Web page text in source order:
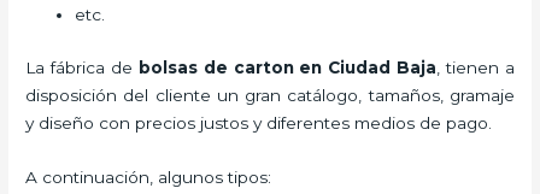
etc.
La fábrica de bolsas de carton en Ciudad Baja , tienen a
disposición del cliente un gran catálogo, tamaños, gramaje
y diseño con precios justos y diferentes medios de pago.
A continuación, algunos tipos: